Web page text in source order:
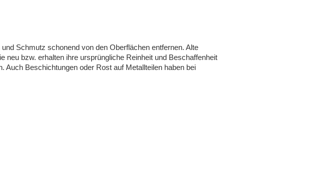
Schmutz schonend von den Oberflächen entfernen. Alte
bzw. erhalten ihre ursprüngliche Reinheit und Beschaffenheit
Beschichtungen oder Rost auf Metallteilen haben bei